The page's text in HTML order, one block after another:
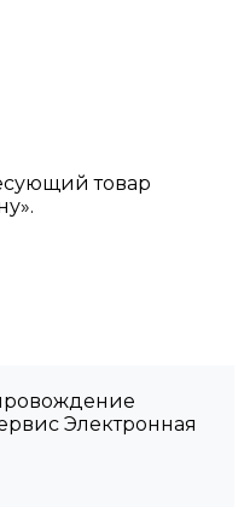
товар
Электронная